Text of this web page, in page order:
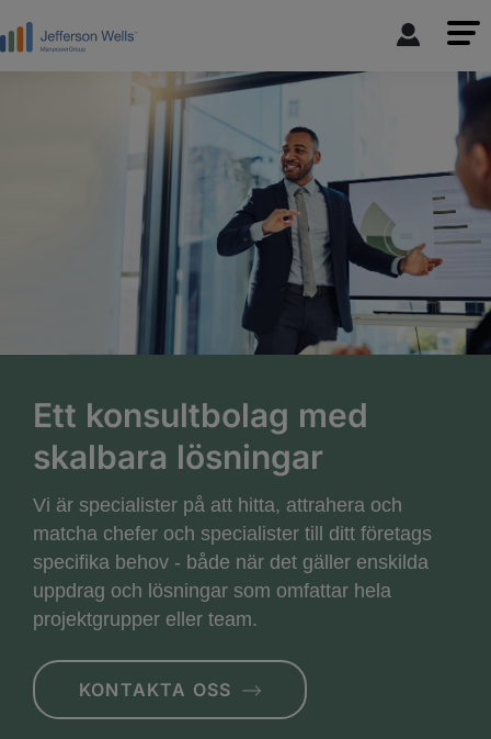
Ett konsultbolag med
skalbara lösningar
Vi är specialister på att hitta, attrahera och
matcha chefer och specialister till ditt företags
specifika behov - både när det gäller enskilda
uppdrag och lösningar som omfattar hela
projektgrupper eller team.
KONTAKTA OSS